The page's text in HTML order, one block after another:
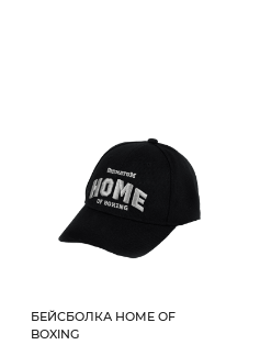
БЕЙСБОЛКА HOME OF
BOXING